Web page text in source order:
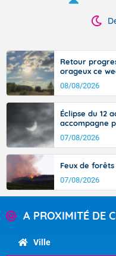
Retour
orageux ce
08/08/2026
Éclipse du 12
accompagne
07/08/2026
Feux de
07/08/2026
A PROXIMITÉ DE
Ville